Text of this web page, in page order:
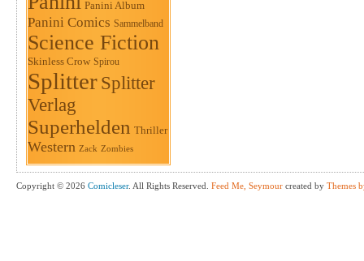
Panini Album
Panini Comics Sammelband
Science Fiction
Skinless Crow Spirou
Splitter Splitter
Verlag
Superhelden Thriller
Western Zack Zombies
Copyright © 2026 Comicleser. All Rights Reserved. Feed Me, Seymour created by Themes